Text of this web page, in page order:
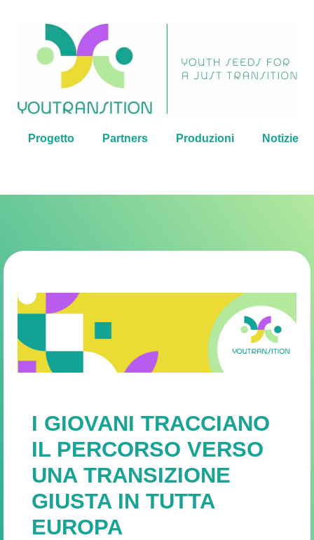
Progetto Partners Produzioni Notizie
I GIOVANI TRACCIANO
IL PERCORSO VERSO
UNA TRANSIZIONE
GIUSTA IN TUTTA
EUROPA